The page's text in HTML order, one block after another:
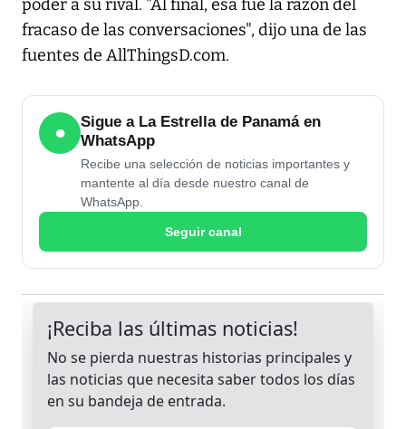
poder a su rival. "Al final, esa fue la razón del
fracaso de las conversaciones", dijo una de las
fuentes de AllThingsD.com.
●
Sigue a La Estrella de Panamá en
WhatsApp
Recibe una selección de noticias importantes y
mantente al día desde nuestro canal de
WhatsApp.
Seguir canal